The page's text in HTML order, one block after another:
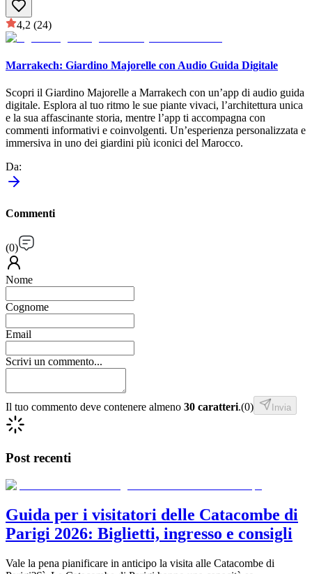
4,2 (24)
Marrakech: Giardino Majorelle con Audio Guida Digitale
Scopri il Giardino Majorelle a Marrakech con un’app di audio guida
digitale. Esplora al tuo ritmo le sue piante vivaci, l’architettura unica
e la sua affascinante storia, mentre l’app ti accompagna con
commenti informativi e coinvolgenti. Un’esperienza personalizzata e
immersiva in uno dei giardini più iconici del Marocco.
Da:
Commenti
(0)
Nome
Cognome
Email
Scrivi un commento...
Il tuo commento deve contenere almeno 30 caratteri.(0) Invia
Post recenti
Guida per i visitatori delle Catacombe di
Parigi 2026: Biglietti, ingresso e consigli
Vale la pena pianificare in anticipo la visita alle Catacombe di